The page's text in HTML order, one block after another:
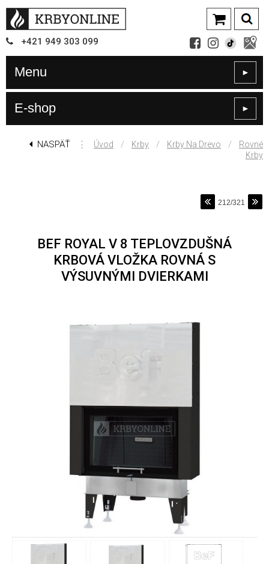
+421 949 303 099
Menu ►
E-shop ►
NASPÄŤ ⋮ Úvod / Krby / Krby Na Drevo /
Rovné
Krby
212/321
BEF ROYAL V 8 TEPLOVZDUŠNÁ
KRBOVÁ VLOŽKA ROVNÁ S
VÝSUVNÝMI DVIERKAMI